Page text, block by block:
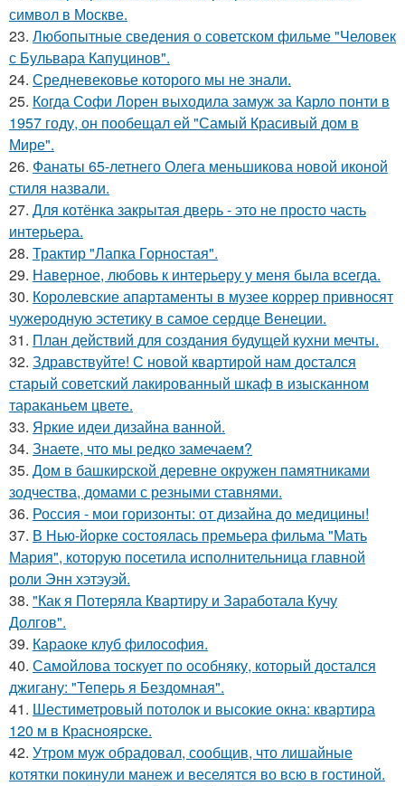
символ в Москве.
23. Любопытные сведения о советском фильме "Человек
с Бульвара Капуцинов".
24. Средневековье которого мы не знали.
25. Когда Софи Лорен выходила замуж за Карло понти в
1957 году, он пообещал ей "Самый Красивый дом в
Мире".
26. Фанаты 65-летнего Олега меньшикова новой иконой
стиля назвали.
27. Для котёнка закрытая дверь - это не просто часть
интерьера.
28. Трактир "Лапка Горностая".
29. Наверное, любовь к интерьеру у меня была всегда.
30. Королевские апартаменты в музее коррер привносят
чужеродную эстетику в самое сердце Венеции.
31. План действий для создания будущей кухни мечты.
32. Здравствуйте! С новой квартирой нам достался
старый советский лакированный шкаф в изысканном
тараканьем цвете.
33. Яркие идеи дизайна ванной.
34. Знаете, что мы редко замечаем?
35. Дом в башкирской деревне окружен памятниками
зодчества, домами с резными ставнями.
36. Россия - мои горизонты: от дизайна до медицины!
37. В Нью-йорке состоялась премьера фильма "Мать
Мария", которую посетила исполнительница главной
роли Энн хэтэуэй.
38. "Как я Потеряла Квартиру и Заработала Кучу
Долгов".
39. Караоке клуб философия.
40. Самойлова тоскует по особняку, который достался
джигану: "Теперь я Бездомная".
41. Шестиметровый потолок и высокие окна: квартира
120 м в Красноярске.
42. Утром муж обрадовал, сообщив, что лишайные
котятки покинули манеж и веселятся во всю в гостиной.